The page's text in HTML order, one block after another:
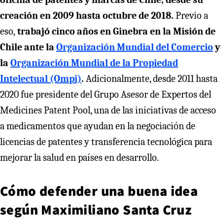
creación en 2009 hasta octubre de 2018. Previo a
eso,trabajó cinco años en Ginebra en la Misión de
Chile ante la Organización Mundial del Comercioy
la Organización Mundial de la Propiedad
Intelectual (Ompi). Adicionalmente, desde 2011 hasta
2020 fue presidente del Grupo Asesor de Expertos del
Medicines Patent Pool, una de las iniciativas de acceso
a medicamentos que ayudan en la negociación de
licencias de patentes y transferencia tecnológica para
mejorar la salud en países en desarrollo.
Cómo defender una buena idea
según Maximiliano Santa Cruz